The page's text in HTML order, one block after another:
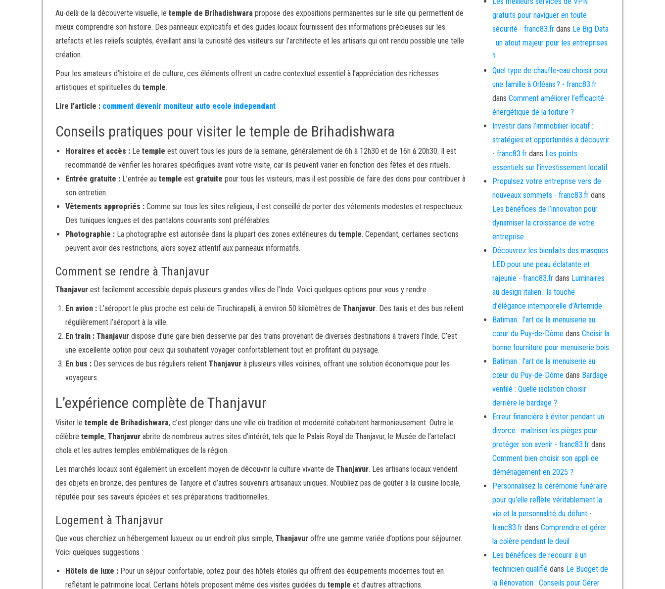
Au-delà de la découverte visuelle, le temple de Brihadishwara propose des expositions permanentes sur le site qui permettent de
mieux comprendre son histoire. Des panneaux explicatifs et des guides locaux fournissent des informations précieuses sur les
artefacts et les reliefs sculptés, éveillant ainsi la curiosité des visiteurs sur l’architecte et les artisans qui ont rendu possible une telle
création.
Pour les amateurs d’histoire et de culture, ces éléments offrent un cadre contextuel essentiel à l’appréciation des richesses
artistiques et spirituelles du temple.
Lire l’article : comment devenir moniteur auto ecole independant
Conseils pratiques pour visiter le temple de Brihadishwara
Horaires et accès : Le temple est ouvert tous les jours de la semaine, généralement de 6h à 12h30 et de 16h à 20h30. Il est
recommandé de vérifier les horaires spécifiques avant votre visite, car ils peuvent varier en fonction des fêtes et des rituels.
Entrée gratuite : L’entrée au temple est gratuite pour tous les visiteurs, mais il est possible de faire des dons pour contribuer à
son entretien.
Vêtements appropriés : Comme sur tous les sites religieux, il est conseillé de porter des vêtements modestes et respectueux.
Des tuniques longues et des pantalons couvrants sont préférables.
Photographie : La photographie est autorisée dans la plupart des zones extérieures du temple. Cependant, certaines sections
peuvent avoir des restrictions, alors soyez attentif aux panneaux informatifs.
Comment se rendre à Thanjavur
Thanjavur est facilement accessible depuis plusieurs grandes villes de l’Inde. Voici quelques options pour vous y rendre :
En avion : L’aéroport le plus proche est celui de Tiruchirapalli, à environ 50 kilomètres de Thanjavur. Des taxis et des bus relient
régulièrement l’aéroport à la ville.
En train : Thanjavur dispose d’une gare bien desservie par des trains provenant de diverses destinations à travers l’Inde. C’est
une excellente option pour ceux qui souhaitent voyager confortablement tout en profitant du paysage.
En bus : Des services de bus réguliers relient Thanjavur à plusieurs villes voisines, offrant une solution économique pour les
voyageurs.
L’expérience complète de Thanjavur
Visiter le temple de Brihadishwara, c’est plonger dans une ville où tradition et modernité cohabitent harmonieusement. Outre le
célèbre temple, Thanjavur abrite de nombreux autres sites d’intérêt, tels que le Palais Royal de Thanjavur, le Musée de l’artefact
chola et les autres temples emblématiques de la région.
Les marchés locaux sont également un excellent moyen de découvrir la culture vivante de Thanjavur. Les artisans locaux vendent
des objets en bronze, des peintures de Tanjore et d’autres souvenirs artisanaux uniques. N’oubliez pas de goûter à la cuisine locale,
réputée pour ses saveurs épicées et ses préparations traditionnelles.
Logement à Thanjavur
Que vous cherchiez un hébergement luxueux ou un endroit plus simple, Thanjavur offre une gamme variée d’options pour séjourner.
Voici quelques suggestions :
Hôtels de luxe : Pour un séjour confortable, optez pour des hôtels étoilés qui offrent des équipements modernes tout en
reflétant le patrimoine local. Certains hôtels proposent même des visites guidées du temple et d’autres attractions.
gratuits pour naviguer en toute
sécurité - franc83.frdans Le Big Data
: un atout majeur pour les entreprises
?
Quel type de chauffe-eau choisir pour
une famille à Orléans ? - franc83.fr
dans Comment améliorer l’efficacité
énergétique de la toiture ?
Investir dans l’immobilier locatif :
stratégies et opportunités à découvrir
- franc83.frdans Les points
essentiels sur l’investissement locatif
Propulsez votre entreprise vers de
nouveaux sommets - franc83.frdans
Les bénéfices de l’innovation pour
dynamiser la croissance de votre
entreprise
Découvrez les bienfaits des masques
LED pour une peau éclatante et
rajeunie - franc83.frdans Luminaires
au design italien : la touche
d’élégance intemporelle d’Artemide
Batiman : l’art de la menuiserie au
cœur du Puy-de-Dôme dans Choisir la
bonne fourniture pour menuiserie bois
Batiman : l’art de la menuiserie au
cœur du Puy-de-Dôme dans Bardage
ventilé : Quelle isolation choisir
derrière le bardage ?
Erreur financière à éviter pendant un
divorce : maîtriser les pièges pour
protéger son avenir - franc83.frdans
Comment bien choisir son appli de
déménagement en 2025 ?
Personnalisez la cérémonie funéraire
pour qu'elle reflète véritablement la
vie et la personnalité du défunt -
franc83.frdans Comprendre et gérer
la colère pendant le deuil
Les bénéfices de recourir à un
technicien qualifié dans Le Budget de
la Rénovation : Conseils pour Gérer